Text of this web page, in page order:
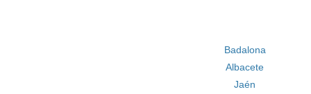
Badalona
Albacete
Jaén